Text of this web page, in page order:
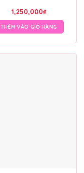
1,250,000₫
THÊM VÀO GIỎ HÀNG